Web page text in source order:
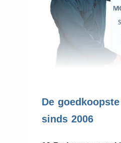
De
sinds 2006